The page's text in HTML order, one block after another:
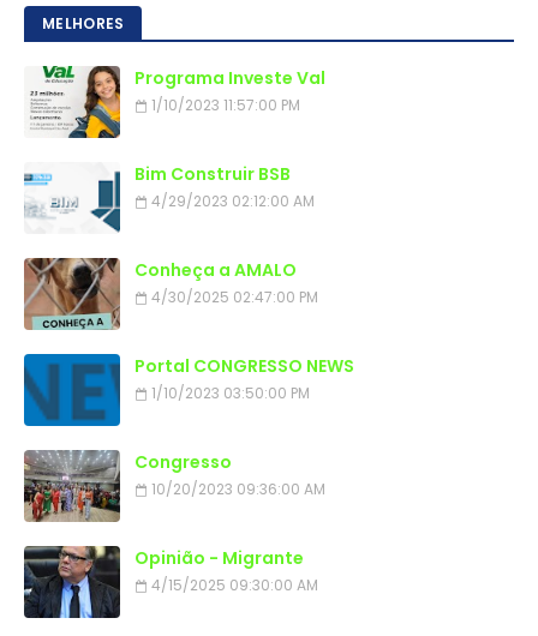
MELHORES
Programa Investe Val
1/10/2023 11:57:00 PM
Bim Construir BSB
4/29/2023 02:12:00 AM
Conheça a AMALO
4/30/2025 02:47:00 PM
Portal CONGRESSO NEWS
1/10/2023 03:50:00 PM
Congresso
10/20/2023 09:36:00 AM
Opinião - Migrante
4/15/2025 09:30:00 AM